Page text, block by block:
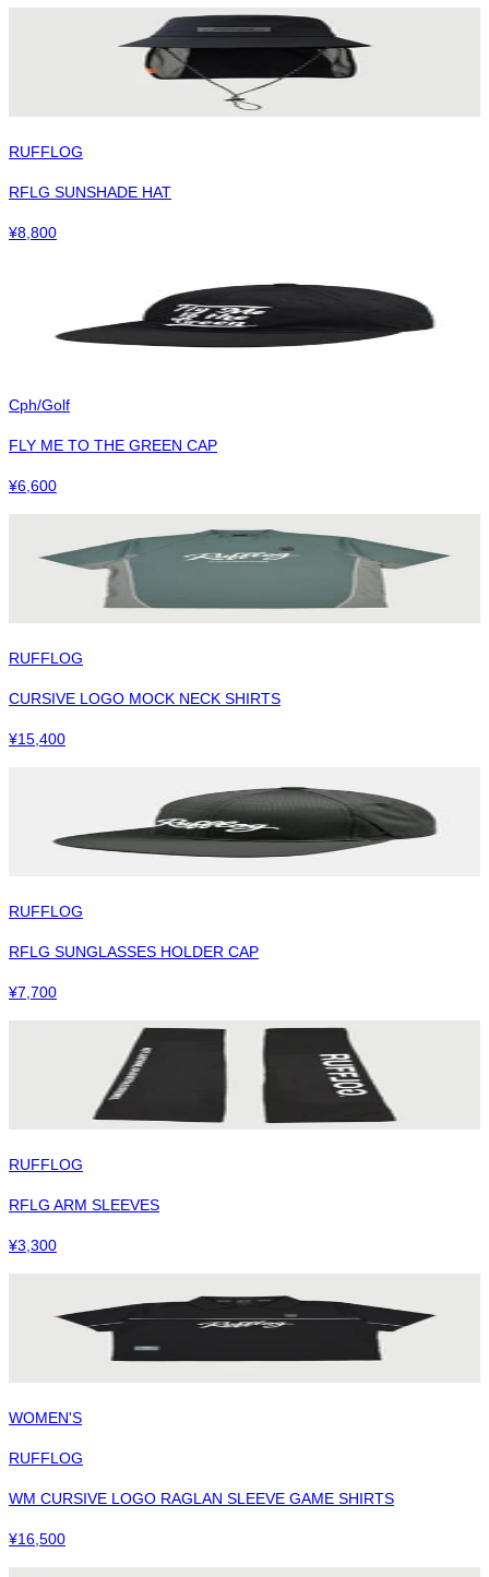
RUFFLOG
RFLG SUNSHADE HAT
¥8,800
Cph/Golf
FLY ME TO THE GREEN CAP
¥6,600
RUFFLOG
CURSIVE LOGO MOCK NECK SHIRTS
¥15,400
RUFFLOG
RFLG SUNGLASSES HOLDER CAP
¥7,700
RUFFLOG
RFLG ARM SLEEVES
¥3,300
WOMEN'S
RUFFLOG
WM CURSIVE LOGO RAGLAN SLEEVE GAME SHIRTS
¥16,500